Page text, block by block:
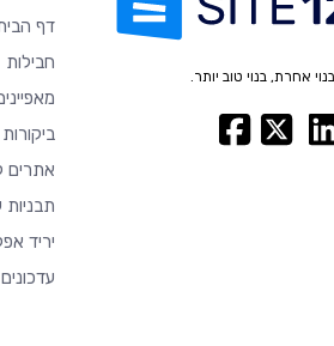
דף
חבילות
ביקורות
אתרים
תבניות
יריד